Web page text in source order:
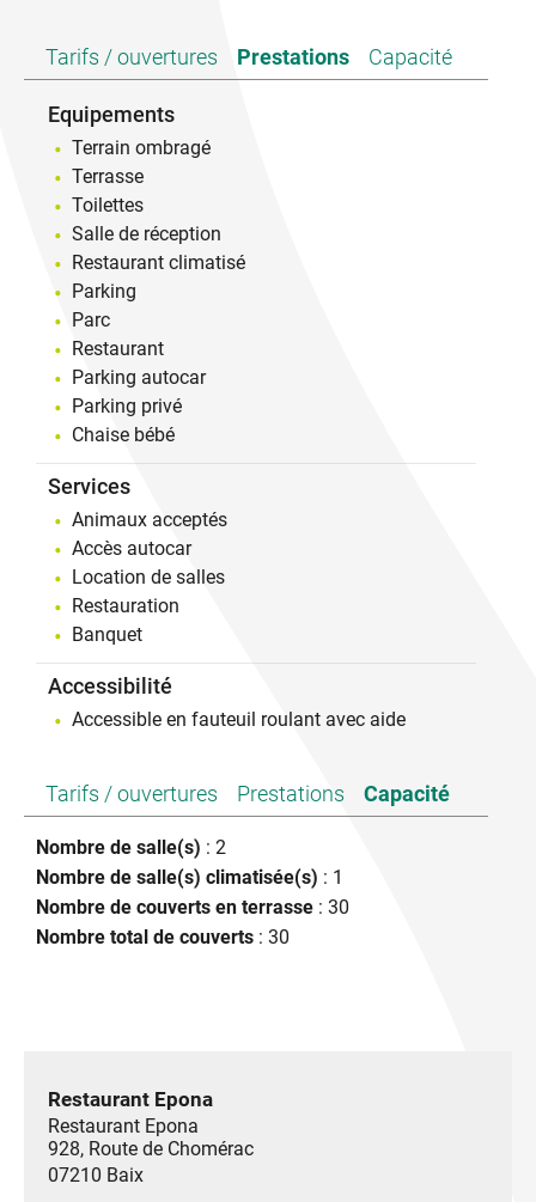
jusqu’à 70 en apéritif dînatoire.
Tarifs / ouvertures Prestations Capacité
Equipements
Terrain ombragé
Terrasse
Toilettes
Salle de réception
Restaurant climatisé
Parking
Parc
Restaurant
Parking autocar
Parking privé
Chaise bébé
Services
Animaux acceptés
Accès autocar
Location de salles
Restauration
Banquet
Accessibilité
Accessible en fauteuil roulant avec aide
Tarifs / ouvertures Prestations Capacité
Nombre de salle(s) : 2
Nombre de salle(s) climatisée(s) : 1
Nombre de couverts en terrasse : 30
Nombre total de couverts : 30
Restaurant Epona
Restaurant Epona
928, Route de Chomérac
07210 Baix